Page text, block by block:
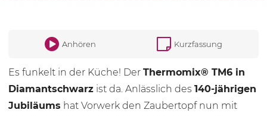
Anhören Kurzfassung
Es funkelt in der Küche! Der Thermomix® TM6 in
Diamantschwarz ist da. Anlässlich des 140-jährigen
Jubiläums hat Vorwerk den Zaubertopf nun mit